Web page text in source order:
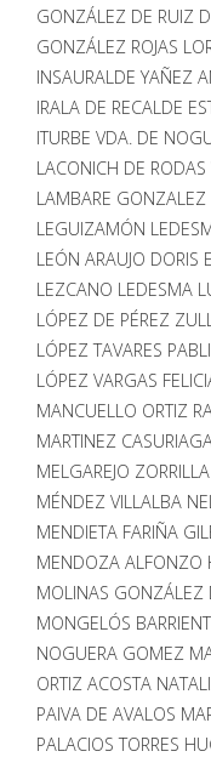
GONZÁLEZ DE RUIZ
GONZÁLEZ ROJAS
INSAURALDE YAÑEZ
IRALA DE RECALDE
ITURBE VDA. DE
LACONICH DE
LAMBARE GONZALEZ
LEGUIZAMÓN
LEÓN ARAUJO DORIS
LEZCANO LEDESMA
LÓPEZ DE PÉREZ
LÓPEZ TAVARES
LÓPEZ VARGAS
MANCUELLO ORTIZ
MARTINEZ
MELGAREJO
MÉNDEZ VILLALBA
MENDIETA FARIÑA
MENDOZA ALFONZO
MOLINAS GONZÁLEZ
MONGELÓS
NOGUERA GOMEZ
ORTIZ ACOSTA
PAIVA DE AVALOS
PALACIOS TORRES